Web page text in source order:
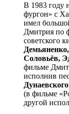
В 1983 году
фургон» с
имел
Дмитрия по
советского
Соловьёв,
фильме
исполнив
Дунаевского
(в фильме
другой